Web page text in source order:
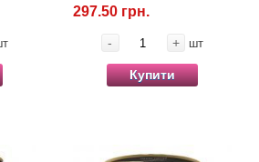
297.50 грн.
- + шт
Купити